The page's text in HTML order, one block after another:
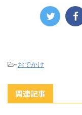
-おでかけ
関連記事